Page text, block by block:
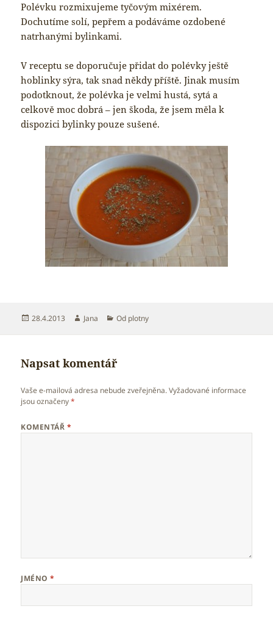
Polévku rozmixujeme tyčovým mixérem.
Dochutíme solí, pepřem a podáváme ozdobené
natrhanými bylinkami.
V receptu se doporučuje přidat do polévky ještě
hoblinky sýra, tak snad někdy příště. Jinak musím
podotknout, že polévka je velmi hustá, sytá a
celkově moc dobrá – jen škoda, že jsem měla k
dispozici bylinky pouze sušené.
Publikováno:
28.4.2013 Autor:
Jana Rubriky:
Od plotny
Napsat komentář
Vaše e-mailová adresa nebude zveřejněna. Vyžadované informace
jsou označeny*
KOMENTÁŘ *
JMÉNO*